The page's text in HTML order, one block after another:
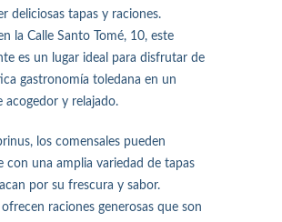
deliciosas tapas y raciones.
la Calle Santo Tomé, 10, este
es un lugar ideal para disfrutar de
gastronomía toledana en un
acogedor y relajado.
los comensales pueden
con una amplia variedad de tapas
por su frescura y sabor.
raciones generosas que son